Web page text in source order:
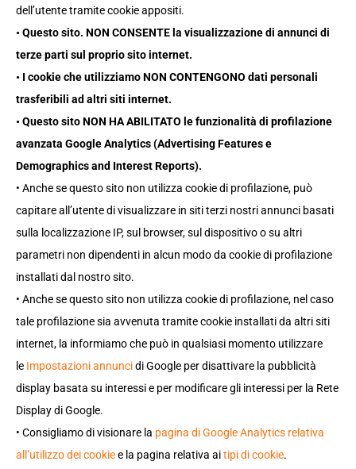
dell’utente tramite cookie appositi.
• Questo sito. NON CONSENTE la visualizzazione di annunci di
terze parti sul proprio sito internet.
• I cookie che utilizziamo NON CONTENGONO dati personali
trasferibili ad altri siti internet.
• Questo sito NON HA ABILITATO le funzionalità di profilazione
avanzata Google Analytics (Advertising Features e
Demographics and Interest Reports).
• Anche se questo sito non utilizza cookie di profilazione, può
capitare all’utente di visualizzare in siti terzi nostri annunci basati
sulla localizzazione IP, sul browser, sul dispositivo o su altri
parametri non dipendenti in alcun modo da cookie di profilazione
installati dal nostro sito.
• Anche se questo sito non utilizza cookie di profilazione, nel caso
tale profilazione sia avvenuta tramite cookie installati da altri siti
internet, la informiamo che può in qualsiasi momento utilizzare
le Impostazioni annuncidi Google per disattivare la pubblicità
display basata su interessi e per modificare gli interessi per la Rete
Display di Google.
• Consigliamo di visionare la pagina di Google Analytics relativa
all’utilizzo dei cookiee la pagina relativa aitipi di cookie.